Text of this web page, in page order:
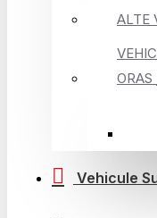
ALTE
ORAS
Vehicule